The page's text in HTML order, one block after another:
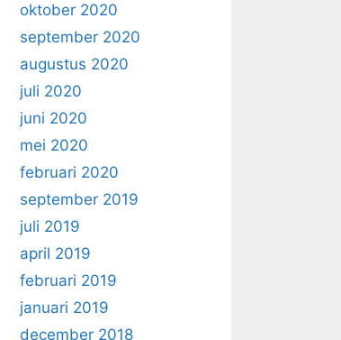
oktober 2020
september 2020
augustus 2020
juli 2020
juni 2020
mei 2020
februari 2020
september 2019
juli 2019
april 2019
februari 2019
januari 2019
december 2018